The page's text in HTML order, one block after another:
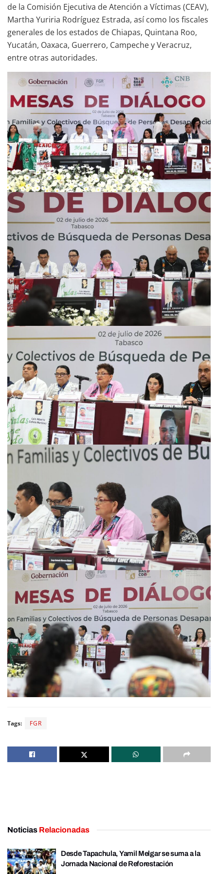
de la Comisión Ejecutiva de Atención a Víctimas (CEAV),
Martha Yuriria Rodríguez Estrada, así como los fiscales
generales de los estados de Chiapas, Quintana Roo,
Yucatán, Oaxaca, Guerrero, Campeche y Veracruz,
entre otras autoridades.
Tags: FGR
Noticias Relacionadas
Desde Tapachula, Yamil Melgar se suma a la
Jornada Nacional de Reforestación